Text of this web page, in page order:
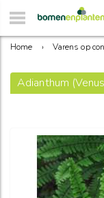
Home › Varens op
Adianthum